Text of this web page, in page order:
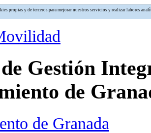
propias y de terceros para mejorar nuestros servicios y realizar labores
Gestión
de
de Granada